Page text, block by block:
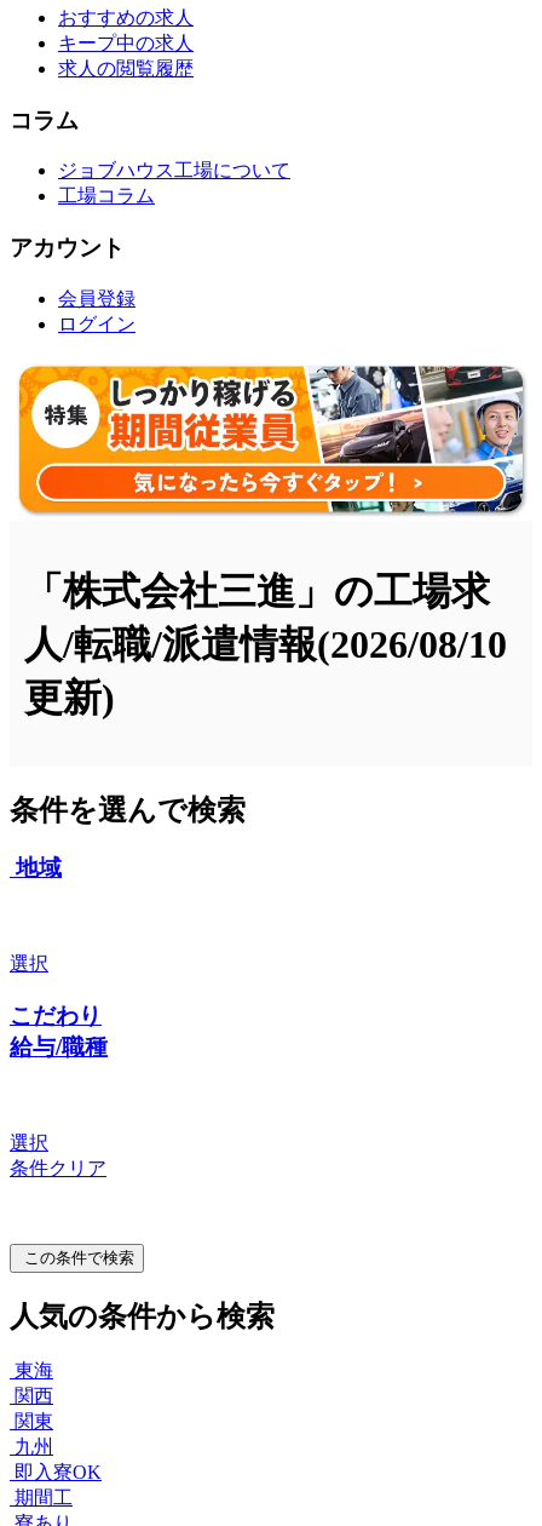
おすすめの求人
キープ中の求人
求人の閲覧履歴
コラム
ジョブハウス工場について
工場コラム
アカウント
会員登録
ログイン
「株式会社三進」の工場求
人/転職/派遣情報(2026/08/10
更新)
条件を選んで検索
地域
選択
こだわり
給与/職種
選択
条件クリア
この条件で検索
人気の条件から検索
東海
関西
関東
九州
即入寮OK
期間工